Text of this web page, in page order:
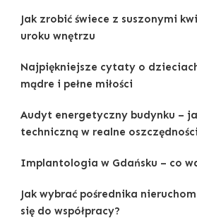
Jak zrobić świece z suszonymi
uroku wnętrzu
Najpiękniejsze cytaty o
mądre i pełne miłości
Audyt energetyczny budynku –
techniczną w realne oszczędności
Implantologia w Gdańsku – co
Jak wybrać pośrednika
się do współpracy?